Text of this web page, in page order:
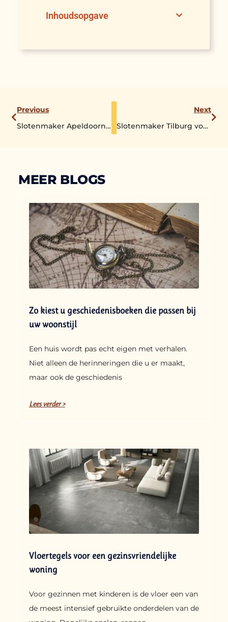
Inhoudsopgave
Previous
Slotenmaker Apeldoorn voor spoed en reguliere klussen
Next
Slotenmaker Tilburg voor spoed en reguliere klussen
MEER BLOGS
Zo kiest u geschiedenisboeken die passen bij
uw woonstijl
Een huis wordt pas echt eigen met verhalen.
Niet alleen de herinneringen die u er maakt,
maar ook de geschiedenis
Lees verder >
Vloertegels voor een gezinsvriendelijke
woning
Voor gezinnen met kinderen is de vloer een van
de meest intensief gebruikte onderdelen van de